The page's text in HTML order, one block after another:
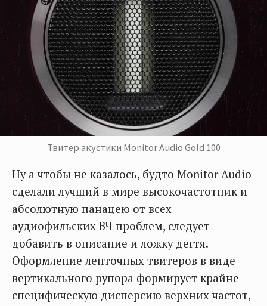
Твитер акустики Monitor Audio Gold 100
Ну а чтобы не казалось, будто Monitor Audio
сделали лучший в мире высокочастотник и
абсолютную панацею от всех
аудиофильских ВЧ проблем, следует
добавить в описание и ложку дегтя.
Оформление ленточных твитеров в виде
вертикального рупора формирует крайне
специфическую дисперсию верхних частот,